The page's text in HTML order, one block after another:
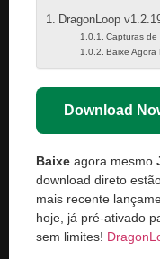
DragonLoop
Capturas de
Baixe Agora
Download
Baixe agora mesmo
download direto
mais recente
hoje, já pré-ativado
sem limites!